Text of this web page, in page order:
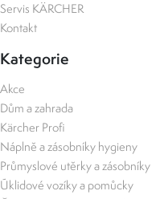
Servis KÄRCHER
Kontakt
Kategorie
Akce
Dům a zahrada
Kärcher Profi
Náplně a zásobníky hygieny
Průmyslové utěrky a zásobníky
Úklidové vozíky a pomůcky